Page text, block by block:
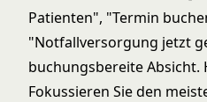
Patienten", "Termin
"Notfallversorgung jetzt
buchungsbereite Absicht.
Fokussieren Sie den